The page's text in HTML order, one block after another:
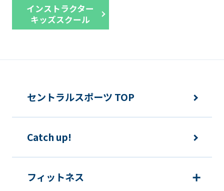
インストラクター
キッズスクール
セントラルスポーツ TOP
Catch up!
フィットネス